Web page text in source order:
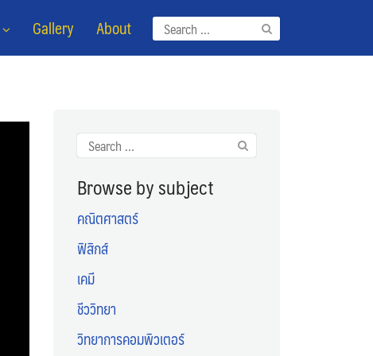
Search
for:
Gallery About
Search
for:
Browse by subject
คณิตศาสตร์
ฟิสิกส์
เคมี
ชีววิทยา
วิทยาการคอมพิวเตอร์